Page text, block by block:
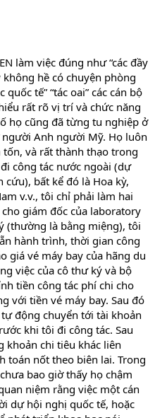
làm việc đúng như “các đầy
không hề có chuyện phòng
quốc tế” “tác oai” các cán bộ
rất rõ vị trí và chức năng
họ cũng đã từng tu nghiệp ở
Anh người Mỹ. Họ luôn
và rất thành thạo trong
công tác nước ngoài (dự
bất kể đó là Hoa kỳ,
v.v., tôi chỉ phải làm hai
giám đốc của laboratory
(thường là bằng miệng), tôi
hành trình, thời gian công
giá vé máy bay của hãng du
việc của cô thư ký và bộ
tiền công tác phí chi cho
với tiền vé máy bay. Sau đó
động chuyển tới tài khoản
khi tôi đi công tác. Sau
khoản chi tiêu khác liên
toán nốt theo biên lai. Trong
bao giờ thấy họ chậm
niệm rằng việc một cán
dự hội nghị quốc tế, hoặc